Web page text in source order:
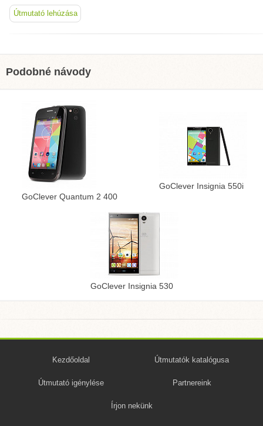
Útmutató lehúzása
Podobné návody
GoClever Quantum 2 400
GoClever Insignia 550i
GoClever Insignia 530
Kezdőoldal Útmutatók katalógusa
Útmutató igénylése Partnereink
Írjon nekünk